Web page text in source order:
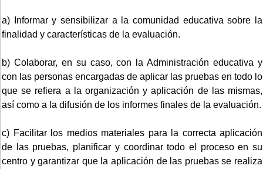
a) Informar y sensibilizar a la comunidad educativa sobre la
finalidad y características de la evaluación.
b) Colaborar, en su caso, con la Administración educativa y
con las personas encargadas de aplicar las pruebas en todo lo
que se refiera a la organización y aplicación de las mismas,
así como a la difusión de los informes finales de la evaluación.
c) Facilitar los medios materiales para la correcta aplicación
de las pruebas, planificar y coordinar todo el proceso en su
centro y garantizar que la aplicación de las pruebas se realiza